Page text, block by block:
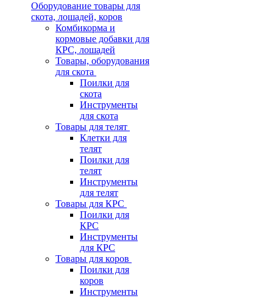
Оборудование товары для
скота, лошадей, коров
Комбикорма и
кормовые добавки для
КРС, лошадей
Товары, оборудования
для скота
Поилки для
скота
Инструменты
для скота
Товары для телят
Клетки для
телят
Поилки для
телят
Инструменты
для телят
Товары для КРС
Поилки для
КРС
Инструменты
для КРС
Товары для коров
Поилки для
коров
Инструменты